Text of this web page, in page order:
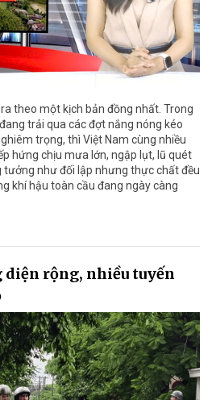
theo một kịch bản đồng nhất. Trong
trải qua các đợt nắng nóng kéo
trọng, thì Việt Nam cùng nhiều
hứng chịu mưa lớn, ngập lụt, lũ quét
tưởng như đối lập nhưng thực chất đều
khí hậu toàn cầu đang ngày càng
diện rộng, nhiều tuyến